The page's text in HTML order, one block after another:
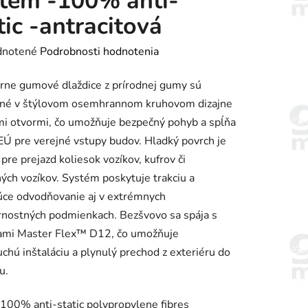
-antracitová
Podrobnosti hodnotenia
gumové dlaždice z prírodnej gumy sú
v štýlovom osemhrannom kruhovom dizajne
otvormi, čo umožňuje bezpečný pohyb a spĺňa
pre verejné vstupy budov. Hladký povrch je
prejazd koliesok vozíkov, kufrov či
vozíkov. Systém poskytuje trakciu a
odvodňovanie aj v extrémnych
podmienkach. Bezšvovo sa spája s
Master Flex™ D12, čo umožňuje
inštaláciu a plynulý prechod z exteriéru do
100% anti-static polypropylene fibres